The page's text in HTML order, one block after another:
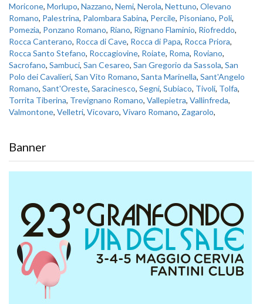
Moricone, Morlupo, Nazzano, Nemi, Nerola, Nettuno, Olevano
Romano, Palestrina, Palombara Sabina, Percile, Pisoniano, Poli,
Pomezia, Ponzano Romano, Riano, Rignano Flaminio, Riofreddo,
Rocca Canterano, Rocca di Cave, Rocca di Papa, Rocca Priora,
Rocca Santo Stefano, Roccagiovine, Roiate, Roma, Roviano,
Sacrofano, Sambuci, San Cesareo, San Gregorio da Sassola, San
Polo dei Cavalieri, San Vito Romano, Santa Marinella, Sant'Angelo
Romano, Sant'Oreste, Saracinesco, Segni, Subiaco, Tivoli, Tolfa,
Torrita Tiberina, Trevignano Romano, Vallepietra, Vallinfreda,
Valmontone, Velletri, Vicovaro, Vivaro Romano, Zagarolo,
Banner